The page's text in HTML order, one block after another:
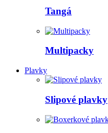
Tangá
Multipacky
Plavky
Slipové plavky